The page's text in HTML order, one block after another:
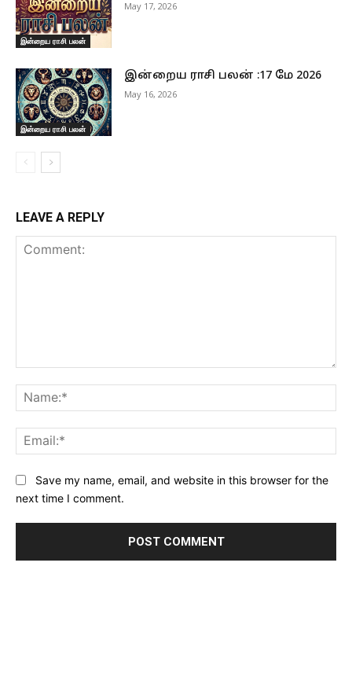
இன்றைய ராசி பலன்
May 17, 2026
இன்றைய ராசி பலன்
இன்றைய ராசி பலன் :17 மே 2026
May 16, 2026
LEAVE A REPLY
Website:Save my name, email, and website in this browser for the
next time I comment.